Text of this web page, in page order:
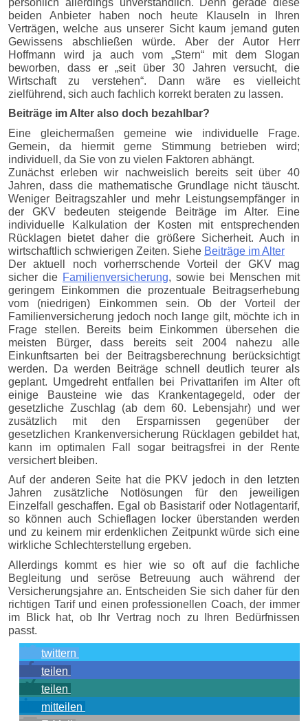
beiden Anbieter haben noch heute Klauseln in Ihren
Verträgen, welche aus unserer Sicht kaum jemand guten
Gewissens abschließen würde. Aber der Autor Herr
Hoffmann wird ja auch vom „Stern“ mit dem Slogan
beworben, dass er „seit über 30 Jahren versucht, die
Wirtschaft zu verstehen“. Dann wäre es vielleicht
zielführend, sich auch fachlich korrekt beraten zu lassen.
Beiträge im Alter also doch bezahlbar?
Eine gleichermaßen gemeine wie individuelle Frage.
Gemein, da hiermit gerne Stimmung betrieben wird;
individuell, da Sie von zu vielen Faktoren abhängt.
Zunächst erleben wir nachweislich bereits seit über 40
Jahren, dass die mathematische Grundlage nicht täuscht.
Weniger Beitragszahler und mehr Leistungsempfänger in
der GKV bedeuten steigende Beiträge im Alter. Eine
individuelle Kalkulation der Kosten mit entsprechenden
Rücklagen bietet daher die größere Sicherheit. Auch in
wirtschaftlich schwierigen Zeiten. Siehe Beiträge im Alter
Der aktuell noch vorherrschende Vorteil der GKV mag
sicher die Familienversicherung, sowie bei Menschen mit
geringem Einkommen die prozentuale Beitragserhebung
vom (niedrigen) Einkommen sein. Ob der Vorteil der
Familienversicherung jedoch noch lange gilt, möchte ich in
Frage stellen. Bereits beim Einkommen übersehen die
meisten Bürger, dass bereits seit 2004 nahezu alle
Einkunftsarten bei der Beitragsberechnung berücksichtigt
werden. Da werden Beiträge schnell deutlich teurer als
geplant. Umgedreht entfallen bei Privattarifen im Alter oft
einige Bausteine wie das Krankentagegeld, oder der
gesetzliche Zuschlag (ab dem 60. Lebensjahr) und wer
zusätzlich mit den Ersparnissen gegenüber der
gesetzlichen Krankenversicherung Rücklagen gebildet hat,
kann im optimalen Fall sogar beitragsfrei in der Rente
versichert bleiben.
Auf der anderen Seite hat die PKV jedoch in den letzten
Jahren zusätzliche Notlösungen für den jeweiligen
Einzelfall geschaffen. Egal ob Basistarif oder Notlagentarif,
so können auch Schieflagen locker überstanden werden
und zu keinem mir erdenklichen Zeitpunkt würde sich eine
wirkliche Schlechterstellung ergeben.
Allerdings kommt es hier wie so oft auf die fachliche
Begleitung und seröse Betreuung auch während der
Versicherungsjahre an. Entscheiden Sie sich daher für den
richtigen Tarif und einen professionellen Coach, der immer
im Blick hat, ob Ihr Vertrag noch zu Ihren Bedürfnissen
passt.
twittern
teilen
teilen
mitteilen